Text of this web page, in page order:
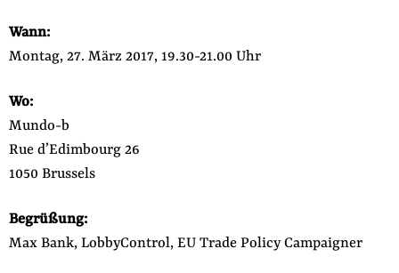
Wann:
Montag, 27. März 2017, 19.30-21.00 Uhr
Wo:
Mundo-b
Rue d’Edimbourg 26
1050 Brussels
Begrüßung:
Max Bank, LobbyControl, EU Trade Policy Campaigner